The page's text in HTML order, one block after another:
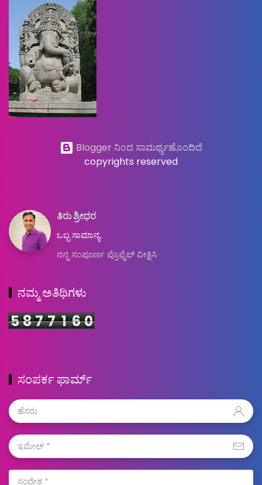
Blogger ನಿಂದ ಸಾಮರ್ಥ್ಯಹೊಂದಿದೆ
copyrights reserved
ತಿರು ಶ್ರೀಧರ
ಒಬ್ಬ ಸಾಮಾನ್ಯ.
ನನ್ನ ಸಂಪೂರ್ಣ ಪ್ರೊಫೈಲ್ ವೀಕ್ಷಿಸಿ
ನಮ್ಮ ಅತಿಥಿಗಳು
587 7 1 60
ಸಂಪರ್ಕ ಫಾರ್ಮ್